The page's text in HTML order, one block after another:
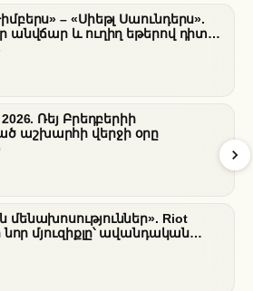
– «Սիեթլ Սաունդերս».
անվճար և ուղիղ եթերով դիտել
Ռեյ Բրեդբերիի
աշխարհի վերջի օրը
մենախոսություններ». Riot
նոր մյուզիքլը՝ ավանդական
նոր վերաիմաստավորում